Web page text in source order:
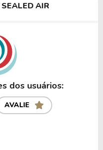
AIR
dos usuários:
AVALIE